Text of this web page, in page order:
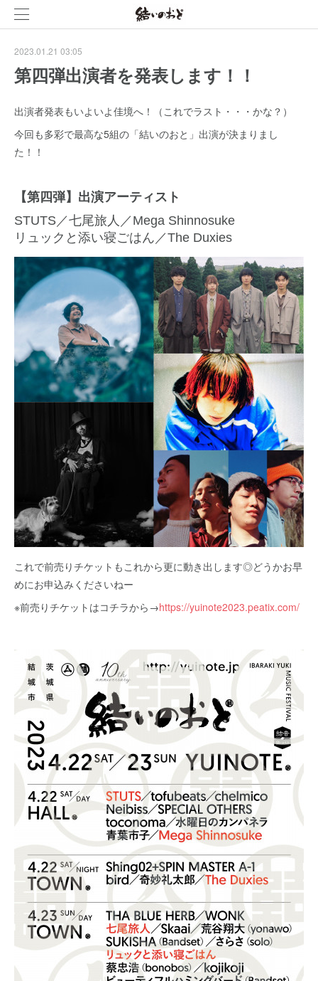
2023.01.21 03:05
第四弾出演者を発表します！！
出演者発表もいよいよ佳境へ！（これでラスト・・・かな？）
今回も多彩で最高な5組の「結いのおと」出演が決まりまし
た！！
【第四弾】出演アーティスト
STUTS／七尾旅人／Mega Shinnosuke
リュックと添い寝ごはん／The Duxies
これで前売りチケットもこれから更に動き出します◎どうかお早
めにお申込みくださいねー
※前売りチケットはコチラから→https://yuinote2023.peatix.com/